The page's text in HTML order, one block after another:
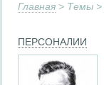
Главная > Темы >
ПЕРСОНАЛИИ